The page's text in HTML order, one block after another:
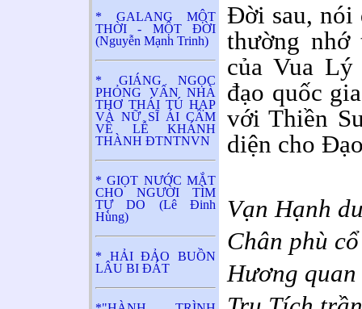
* GALANG MỘT
THỜI - MỘT ĐỜI
(Nguyễn Mạnh Trinh)
* GIÁNG NGỌC
PHỎNG VẤN NHÀ
THƠ THÁI TÚ HẠP
VÀ NỮ SĨ ÁI CẦM
VỀ LỄ KHÁNH
THÀNH ĐTNTNVN
* GIỌT NƯỚC MẮT
CHO NGƯỜI TÌM
TỰ DO (Lê Đinh
Hùng)
* HẢI ĐẢO BUỒN
LÂU BI ĐÁT
Đời sau, nói
thường
của Vua
đạo quốc
với Thiền
diện cho
Vạn Hạnh
Chân phù
Hương